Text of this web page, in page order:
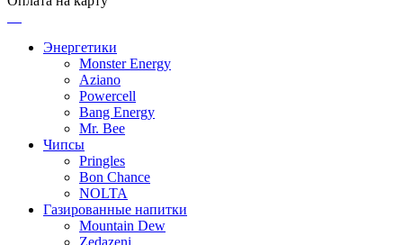
Энергетики
Monster Energy
Aziano
Powercell
Bang Energy
Mr. Bee
Чипсы
Pringles
Bon Chance
NOLTA
Газированные напитки
Mountain Dew
Zedazeni